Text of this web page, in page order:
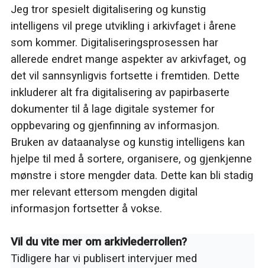
Jeg tror spesielt digitalisering og kunstig
intelligens vil prege utvikling i arkivfaget i årene
som kommer. Digitaliseringsprosessen har
allerede endret mange aspekter av arkivfaget, og
det vil sannsynligvis fortsette i fremtiden. Dette
inkluderer alt fra digitalisering av papirbaserte
dokumenter til å lage digitale systemer for
oppbevaring og gjenfinning av informasjon.
Bruken av dataanalyse og kunstig intelligens kan
hjelpe til med å sortere, organisere, og gjenkjenne
mønstre i store mengder data. Dette kan bli stadig
mer relevant ettersom mengden digital
informasjon fortsetter å vokse.
Vil du vite mer om arkivlederrollen?
Tidligere har vi publisert intervjuer med